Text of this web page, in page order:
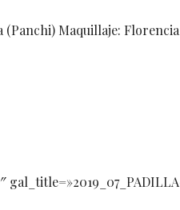
(Panchi) Maquillaje: